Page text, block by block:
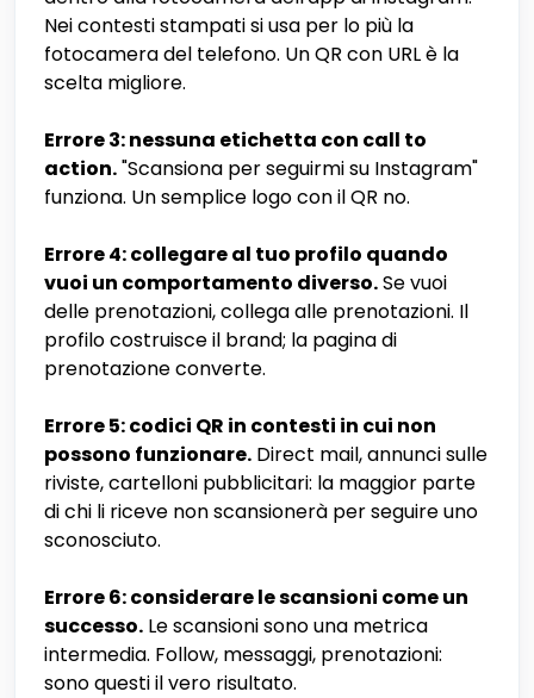
Nei contesti stampati si usa per lo più la
fotocamera del telefono. Un QR con URL è la
scelta migliore.
Errore 3: nessuna etichetta con call to
action."Scansiona per seguirmi su Instagram"
funziona. Un semplice logo con il QR no.
Errore 4: collegare al tuo profilo quando
vuoi un comportamento diverso.Se vuoi
delle prenotazioni, collega alle prenotazioni. Il
profilo costruisce il brand; la pagina di
prenotazione converte.
Errore 5: codici QR in contesti in cui non
possono funzionare. Direct mail, annunci sulle
riviste, cartelloni pubblicitari: la maggior parte
di chi li riceve non scansionerà per seguire uno
sconosciuto.
Errore 6: considerare le scansioni come un
successo. Le scansioni sono una metrica
intermedia. Follow, messaggi, prenotazioni:
sono questi il vero risultato.